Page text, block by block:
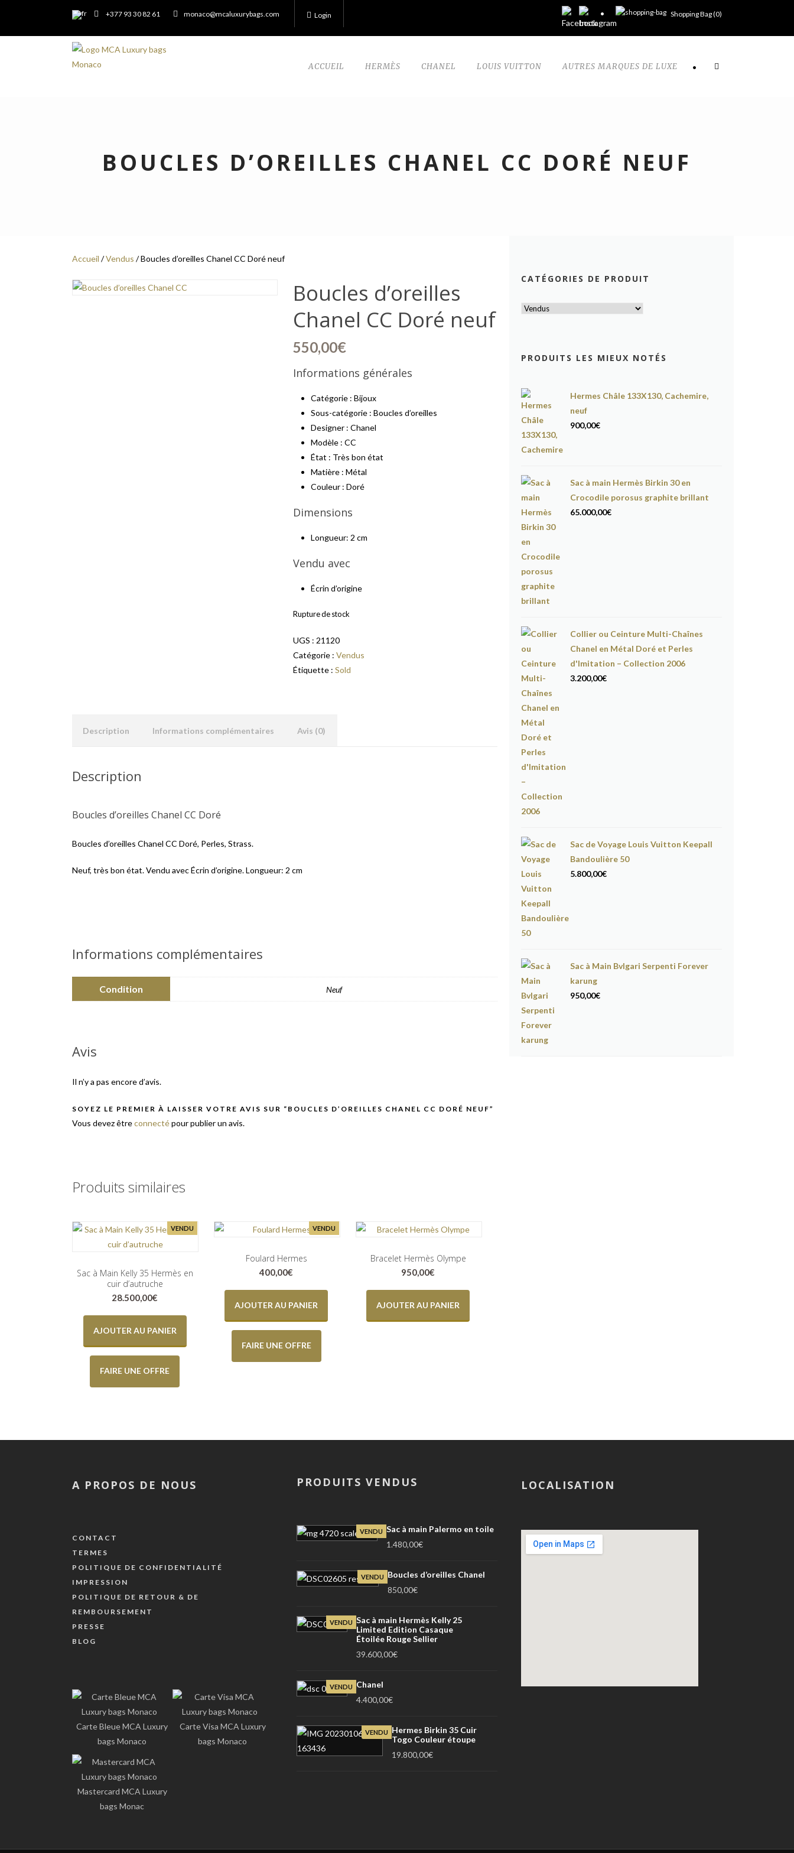
+377 93 30 82 61 monaco@mcaluxurybags.com Login Shopping Bag (0)
ACCUEIL HERMÈS CHANEL LOUIS VUITTON AUTRES MARQUES DE LUXE •
BOUCLES D’OREILLES CHANEL CC DORÉ NEUF
Accueil /Vendus / Boucles d’oreilles Chanel CC Doré neuf
Boucles d’oreilles
Chanel CC Doré neuf
550,00€
Informations générales
Catégorie : Bijoux
Sous-catégorie : Boucles d’oreilles
Designer : Chanel
Modèle : CC
État : Très bon état
Matière : Métal
Couleur : Doré
Dimensions
Longueur: 2 cm
Vendu avec
Écrin d’origine
Rupture de stock
UGS : 21120
Catégorie :Vendus
Étiquette :Sold
Description Informations complémentaires Avis (0)
Description
Boucles d’oreilles Chanel CC Doré
Boucles d’oreilles Chanel CC Doré, Perles, Strass.
Neuf, très bon état. Vendu avec Écrin d’origine. Longueur: 2 cm
Informations complémentaires
Condition Neuf
Avis
Il n’y a pas encore d’avis.
SOYEZ LE PREMIER À LAISSER VOTRE AVIS SUR “BOUCLES D’OREILLES CHANEL CC DORÉ NEUF”
Vous devez êtreconnectépour publier un avis.
Produits similaires
VENDU
Sac à Main Kelly 35 Hermès en
cuir d’autruche
28.500,00€
AJOUTER AU PANIER
FAIRE UNE OFFRE
VENDU
Foulard Hermes
400,00€
AJOUTER AU PANIER
FAIRE UNE OFFRE
Bracelet Hermès Olympe
950,00€
AJOUTER AU PANIER
CATÉGORIES DE PRODUIT
PRODUITS LES MIEUX NOTÉS
Hermes Châle 133X130, Cachemire,
neuf
900,00€
Sac à main Hermès Birkin 30 en
Crocodile porosus graphite brillant
65.000,00€
Collier ou Ceinture Multi-Chaînes
Chanel en Métal Doré et Perles
d'Imitation – Collection 2006
3.200,00€
Sac de Voyage Louis Vuitton Keepall
Bandoulière 50
5.800,00€
Sac à Main Bvlgari Serpenti Forever
karung
950,00€
A PROPOS DE NOUS
CONTACT
TERMES
POLITIQUE DE CONFIDENTIALITÉ
IMPRESSION
POLITIQUE DE RETOUR & DE
REMBOURSEMENT
PRESSE
BLOG
Carte Bleue MCA Luxury
bags Monaco
Carte Visa MCA Luxury
bags Monaco
Mastercard MCA Luxury
bags Monac
PRODUITS VENDUS
VENDU Sac à main Palermo en toile
1.480,00€
VENDU
Boucles d’oreilles Chanel
850,00€
VENDU Sac à main Hermès Kelly 25
Limited Edition Casaque
Étoilée Rouge Sellier
39.600,00€
VENDU
Chanel
4.400,00€
VENDU
Hermes Birkin 35 Cuir
Togo Couleur étoupe
19.800,00€
LOCALISATION